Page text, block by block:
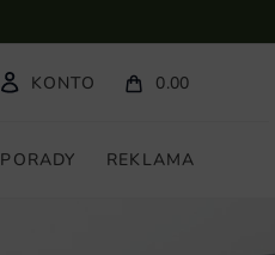
KONTO 0.00
PORADY REKLAMA